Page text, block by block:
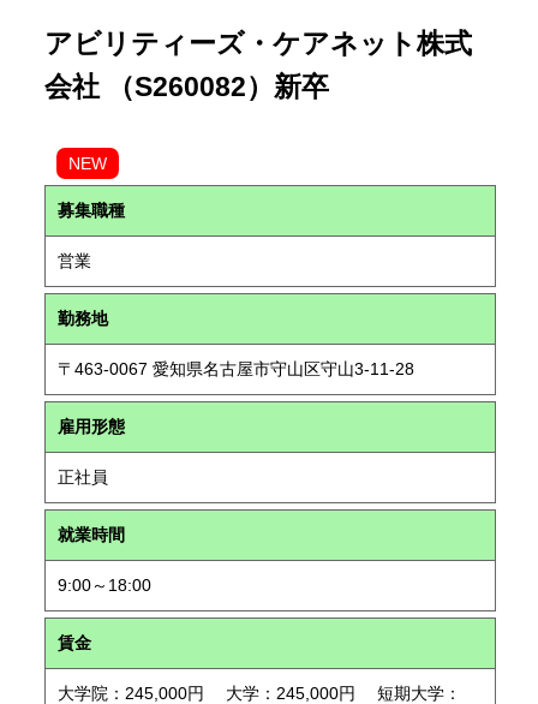
アビリティーズ・ケアネット株式
会社 （S260082）新卒
NEW
募集職種
営業
勤務地
〒463-0067 愛知県名古屋市守山区守山3-11-28
雇用形態
正社員
就業時間
9:00～18:00
賃金
大学院：245,000円 大学：245,000円 短期大学：